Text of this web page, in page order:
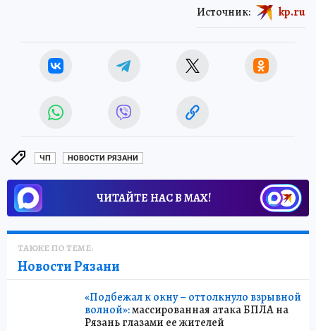
Источник: kp.ru
ЧП НОВОСТИ РЯЗАНИ
ЧИТАЙТЕ НАС В МАХ!
ТАКЖЕ ПО ТЕМЕ:
Новости Рязани
«Подбежал к окну – оттолкнуло взрывной
волной»:массированная атака БПЛА на
Рязань глазами ее жителей